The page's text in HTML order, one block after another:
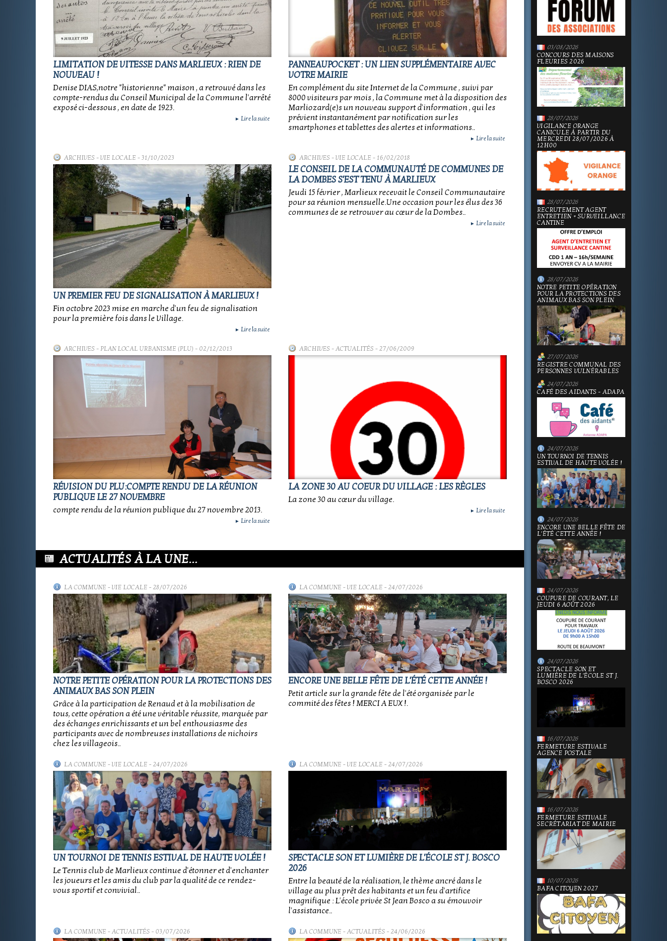
LIMITATION DE VITESSE DANS MARLIEUX : RIEN DE
NOUVEAU !
Denise DIAS,notre "historienne" maison , a retrouvé dans les
compte-rendus du Conseil Municipal de la Commune l'arrêté
exposé ci-dessous , en date de 1923.
► Lire la suite
PANNEAUPOCKET : UN LIEN SUPPLÉMENTAIRE AVEC
VOTRE MAIRIE
En complément du site Internet de la Commune , suivi par
8000 visiteurs par mois , la Commune met à la disposition des
Marliozard(e)s un nouveau support d'information , qui les
prévient instantanément par notification sur les
smartphones et tablettes des alertes et informations..
► Lire la suite
ARCHIVES -VIE LOCALE- 31/10/2023
UN PREMIER FEU DE SIGNALISATION À MARLIEUX !
Fin octobre 2023 mise en marche d'un feu de signalisation
pour la première fois dans le Village.
► Lire la suite
ARCHIVES -VIE LOCALE- 16/02/2018
LE CONSEIL DE LA COMMUNAUTÉ DE COMMUNES DE
LA DOMBES S'EST TENU À MARLIEUX
Jeudi 15 février , Marlieux recevait le Conseil Communautaire
pour sa réunion mensuelle.Une occasion pour les élus des 36
communes de se retrouver au cœur de la Dombes..
► Lire la suite
ARCHIVES - PLAN LOCAL URBANISME (PLU) - 02/12/2013
RÉVISION DU PLU:COMPTE RENDU DE LA RÉUNION
PUBLIQUE LE 27 NOVEMBRE
compte rendu de la réunion publique du 27 novembre 2013.
► Lire la suite
ARCHIVES -ACTUALITÉS - 27/06/2009
LA ZONE 30 AU COEUR DU VILLAGE : LES RÈGLES
La zone 30 au cœur du village.
► Lire la suite
ACTUALITÉS À LA UNE...
LA COMMUNE-VIE LOCALE- 28/07/2026
NOTRE PETITE OPÉRATION POUR LA PROTECTIONS DES
ANIMAUX BAS SON PLEIN
Grâce à la participation de Renaud et à la mobilisation de
tous, cette opération a été une véritable réussite, marquée par
des échanges enrichissants et un bel enthousiasme des
participants avec de nombreuses installations de nichoirs
chez les villageois..
LA COMMUNE-VIE LOCALE- 24/07/2026
ENCORE UNE BELLE FÊTE DE L'ÉTÉ CETTE ANNÉE !
Petit article sur la grande fête de l'été organisée par le
commité des fêtes ! MERCI A EUX !.
LA COMMUNE-VIE LOCALE- 24/07/2026
UN TOURNOI DE TENNIS ESTIVAL DE HAUTE VOLÉE !
Le Tennis club de Marlieux continue d'étonner et d'enchanter
les joueurs et les amis du club par la qualité de ce rendez-
vous sportif et convivial..
LA COMMUNE-VIE LOCALE- 24/07/2026
SPECTACLE SON ET LUMIÈRE DE L'ÉCOLE ST J. BOSCO
2026
Entre la beauté de la réalisation, le thème ancré dans le
village au plus prêt des habitants et un feu d'artifice
magnifique : L'école privée St Jean Bosco a su émouvoir
l'assistance..
LA COMMUNE-ACTUALITÉS - 03/07/2026 LA COMMUNE-ACTUALITÉS - 24/06/2026
03/08/2026
CONCOURS DES MAISONS
FLEURIES 2026
28/07/2026
VIGILANCE ORANGE
CANICULE À PARTIR DU
MERCREDI 28/07/2026 À
12H00
28/07/2026
RECRUTEMENT AGENT
ENTRETIEN + SURVEILLANCE
CANTINE
28/07/2026
NOTRE PETITE OPÉRATION
POUR LA PROTECTIONS DES
ANIMAUX BAS SON PLEIN
27/07/2026
REGISTRE COMMUNAL DES
PERSONNES VULNÉRABLES
24/07/2026
CAFÉ DES AIDANTS - ADAPA
24/07/2026
UN TOURNOI DE TENNIS
ESTIVAL DE HAUTE VOLÉE !
24/07/2026
ENCORE UNE BELLE FÊTE DE
L'ÉTÉ CETTE ANNÉE !
24/07/2026
COUPURE DE COURANT, LE
JEUDI 6 AOÛT 2026
24/07/2026
SPECTACLE SON ET
LUMIÈRE DE L'ÉCOLE ST J.
BOSCO 2026
16/07/2026
FERMETURE ESTIVALE
AGENCE POSTALE
16/07/2026
FERMETURE ESTIVALE
SECRÉTARIAT DE MAIRIE
10/07/2026
BAFA CITOYEN 2027